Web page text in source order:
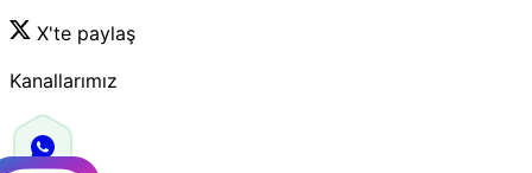
X'te paylaş
Kanallarımız